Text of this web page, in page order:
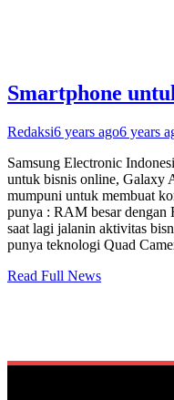
Smartphone
Redaksi6 years ago6 years
Samsung Electronic
untuk bisnis online, Galaxy
mumpuni untuk membuat
punya : RAM besar
saat lagi jalanin aktivitas
punya teknologi Quad
Read Full News